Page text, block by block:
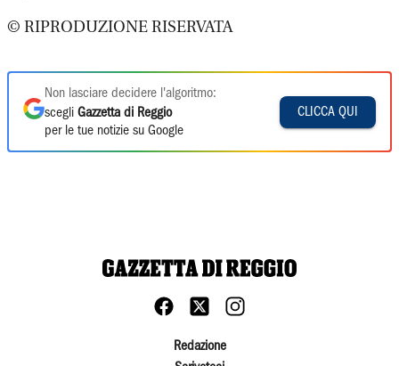
© RIPRODUZIONE RISERVATA
Non lasciare decidere l'algoritmo:
scegli Gazzetta di Reggio
per le tue notizie su Google
CLICCA QUI
Redazione